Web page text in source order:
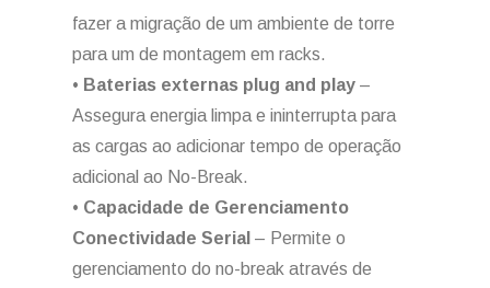
fazer a migração de um ambiente de torre
para um de montagem em racks.
• Baterias externas plug and play –
Assegura energia limpa e ininterrupta para
as cargas ao adicionar tempo de operação
adicional ao No-Break.
• Capacidade de Gerenciamento
Conectividade Serial – Permite o
gerenciamento do no-break através de